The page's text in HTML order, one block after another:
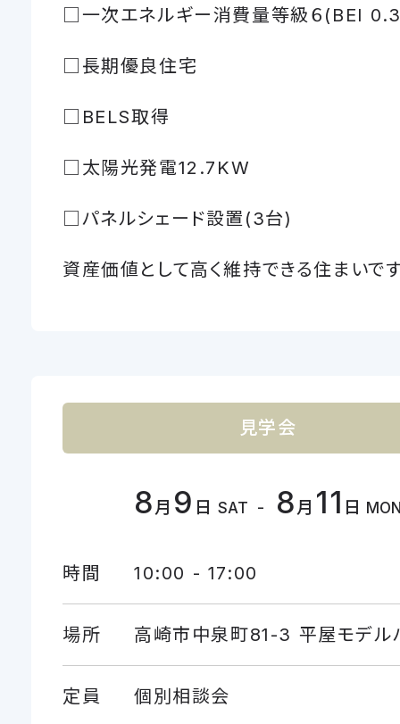
□一次エネルギー消費量等級６(BEI
□長期優良住宅
□BELS取得
□太陽光発電12.7KW
□パネルシェード設置(3台)
資産価値として高く維持できる住まいです
見学会
8月 9 日 SAT - 8月 11 日
時間 10:00 - 17:00
場所 高崎市中泉町81-3 平屋モデル
定員 個別相談会